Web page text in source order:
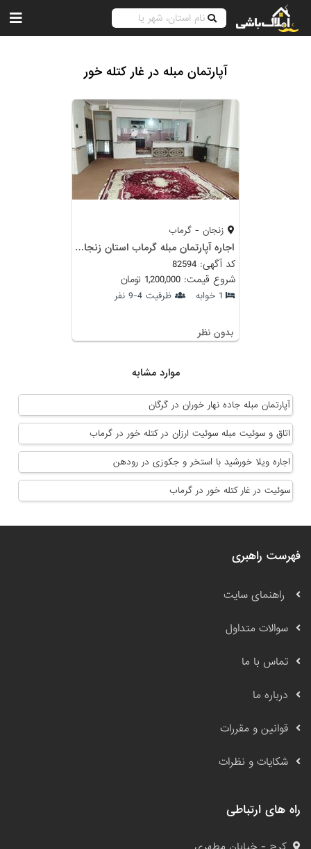
آپارتمان مبله در غار کتله خور
زنجان - گرماب
اجاره آپارتمان مبله گرماب استان زنجان( فرهنگ ۲)
کد آگهی: 82594
شروع قیمت: 1,200,000 تومان
1 خوابه ظرفیت 4-9 نفر
بدون نظر
موارد مشابه
آپارتمان مبله جاده نهار خوران در گرگان
اتاق و سوئیت مبله سوئیت ارزان در کتله خور در گرماب
اجاره ویلا خورشید با استخر و جکوزی در رودهن
سوئیت در غار کتله خور در گرماب
فهرست راهبری
راهنمای سایت
سوالات متداول
تماس با ما
درباره ما
قوانین و مقررات
شکایات و نظرات
راه های ارتباطی